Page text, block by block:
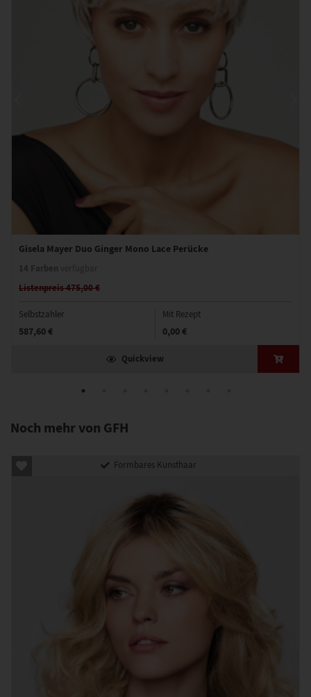
Gisela Mayer Duo Ginger Mono Lace Perücke
Listenpreis 475,00 €
Selbstzahler
587,60 €
Mit Rezept
0,00 €
Quickview
Noch mehr von GFH
Formbares Kunsthaar